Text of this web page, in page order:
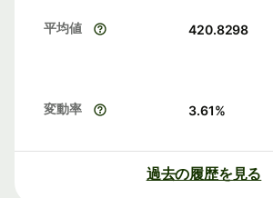
平均値 420.8298
変動率 3.61%
過去の履歴を見る